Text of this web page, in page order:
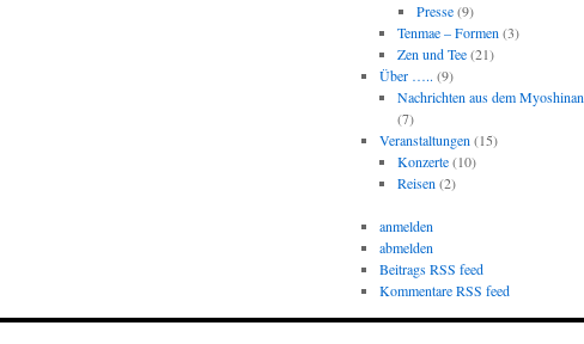
Presse(9)
Tenmae – Formen (3)
Zen und Tee(21)
Über ….. (9)
Nachrichten aus dem Myoshinan
(7)
Veranstaltungen (15)
Konzerte(10)
Reisen (2)
anmelden
abmelden
Beitrags RSS feed
Kommentare RSS feed